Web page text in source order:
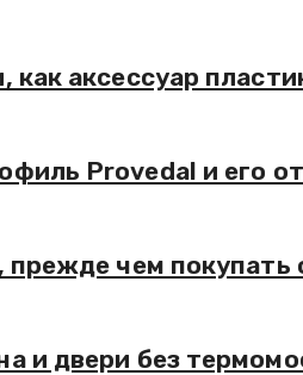
как аксессуар
Provedal и его
прежде чем покупать
и двери без